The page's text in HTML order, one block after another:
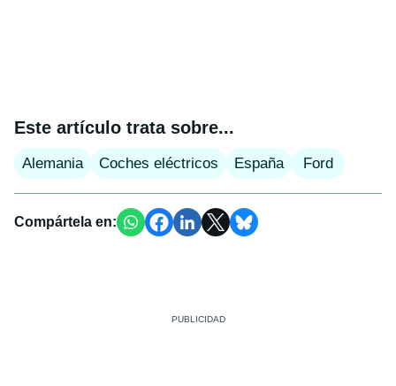
Este artículo trata sobre...
Alemania Coches eléctricos España Ford
Compártela en: